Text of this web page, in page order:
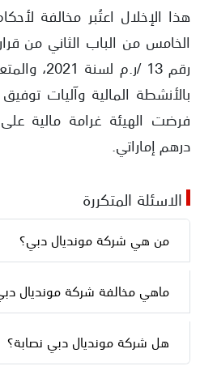
الخامس من الباب الثاني من
رقم 13 /ر.م
بالأنشطة المالية وآليات
درهم إماراتي.
الاسئلة المتكررة
من هي شركة مونديال دبي؟
ماهي مخالفة شركة مونديال
هل شركة مونديال دبي نصابة؟